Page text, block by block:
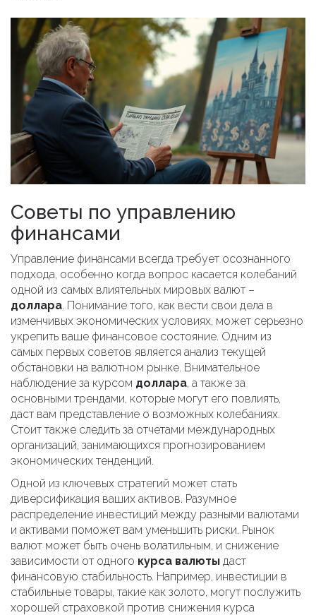
Советы по управлению
финансами
Управление финансами всегда требует осознанного
подхода, особенно когда вопрос касается колебаний
одной из самых влиятельных мировых валют –
доллара. Понимание того, как вести свои дела в
изменчивых экономических условиях, может серьезно
укрепить ваше финансовое состояние. Одним из
самых первых советов является анализ текущей
обстановки на валютном рынке. Внимательное
наблюдение за курсом доллара, а также за
основными трендами, которые могут его повлиять,
даст вам представление о возможных колебаниях.
Стоит также следить за отчетами международных
организаций, занимающихся прогнозированием
экономических тенденций.
Одной из ключевых стратегий может стать
диверсификация ваших активов. Разумное
распределение инвестиций между разными валютами
и активами поможет вам уменьшить риски. Рынок
валют может быть очень волатильным, и снижение
зависимости от одного курса валюты даст
финансовую стабильность. Например, инвестиции в
стабильные товары, такие как золото, могут послужить
хорошей страховкой против снижения курса